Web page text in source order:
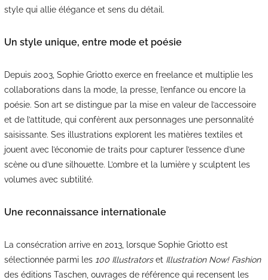
style qui allie élégance et sens du détail.
Un style unique, entre mode et poésie
Depuis 2003, Sophie Griotto exerce en freelance et multiplie les
collaborations dans la mode, la presse, l’enfance ou encore la
poésie. Son art se distingue par la mise en valeur de l’accessoire
et de l’attitude, qui confèrent aux personnages une personnalité
saisissante. Ses illustrations explorent les matières textiles et
jouent avec l’économie de traits pour capturer l’essence d’une
scène ou d’une silhouette. L’ombre et la lumière y sculptent les
volumes avec subtilité.
Une reconnaissance internationale
La consécration arrive en 2013, lorsque Sophie Griotto est
sélectionnée parmi les 100 Illustratorset Illustration Now! Fashion
des éditions Taschen, ouvrages de référence qui recensent les